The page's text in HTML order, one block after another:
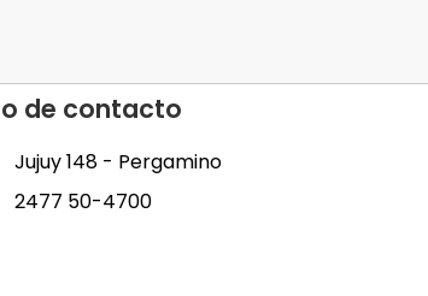
de contacto
Jujuy 148 - Pergamino
2477 50-4700